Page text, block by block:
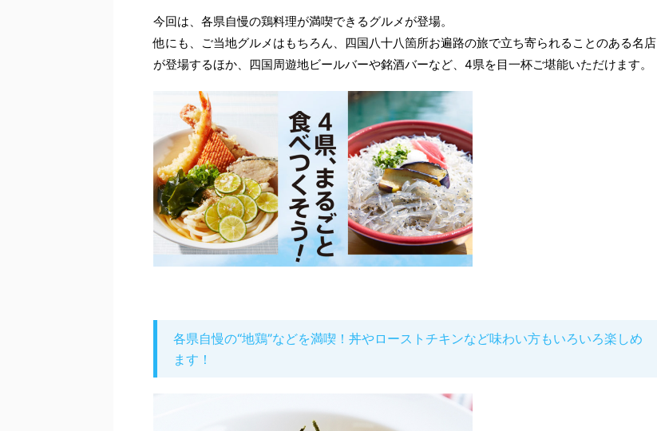
今回は、各県自慢の鶏料理が満喫できるグルメが登場。
他にも、ご当地グルメはもちろん、四国八十八箇所お遍路の旅で立ち寄られることのある名店
が登場するほか、四国周遊地ビールバーや銘酒バーなど、4県を目一杯ご堪能いただけます。
各県自慢の“地鶏”などを満喫！丼やローストチキンなど味わい方もいろいろ楽しめ
ます！